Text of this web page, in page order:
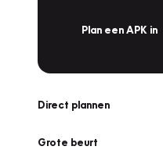
Plan een APK in
Direct plannen
Grote beurt